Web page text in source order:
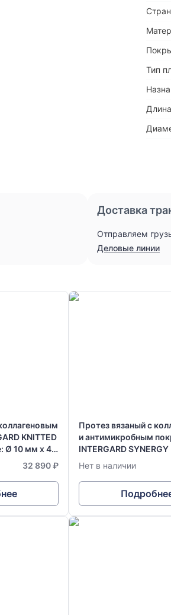
Тип
Доставка
Отправляем
Деловые линии
KNITTED
Ø 10 мм х 40
32 890 ₽
Протез вязаный с
и антимикробным
INTERGARD
Bifurcated, в
Нет в наличии